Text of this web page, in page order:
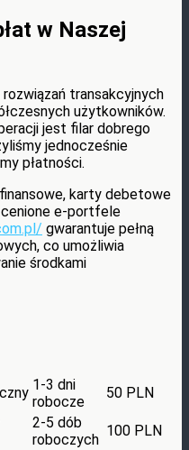
w Naszej
transakcyjnych
użytkowników.
jest filar dobrego
jednocześnie
płatności.
karty debetowe
e-portfele
gwarantuje pełną
co umożliwia
środkami
1-3 dni
robocze
50 PLN
2-5 dób
roboczych
100 PLN